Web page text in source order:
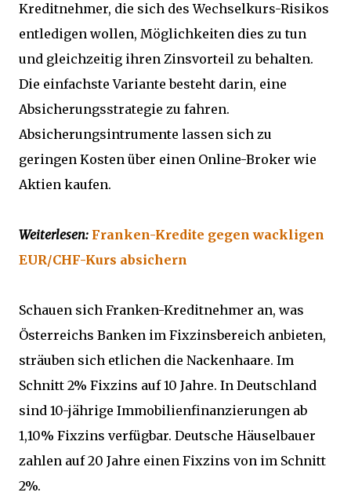
Kreditnehmer, die sich des Wechselkurs-Risikos
entledigen wollen, Möglichkeiten dies zu tun
und gleichzeitig ihren Zinsvorteil zu behalten.
Die einfachste Variante besteht darin, eine
Absicherungsstrategie zu fahren.
Absicherungsintrumente lassen sich zu
geringen Kosten über einen Online-Broker wie
Aktien kaufen.
Weiterlesen: Franken-Kredite gegen wackligen
EUR/CHF-Kurs absichern
Schauen sich Franken-Kreditnehmer an, was
Österreichs Banken im Fixzinsbereich anbieten,
sträuben sich etlichen die Nackenhaare. Im
Schnitt 2% Fixzins auf 10 Jahre. In Deutschland
sind 10-jährige Immobilienfinanzierungen ab
1,10% Fixzins verfügbar. Deutsche Häuselbauer
zahlen auf 20 Jahre einen Fixzins von im Schnitt
2%.